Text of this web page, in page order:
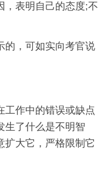
，表明自己的态度;不
的，可如实向考官说
工作中的错误或缺点
生了什么是不明智
扩大它，严格限制它